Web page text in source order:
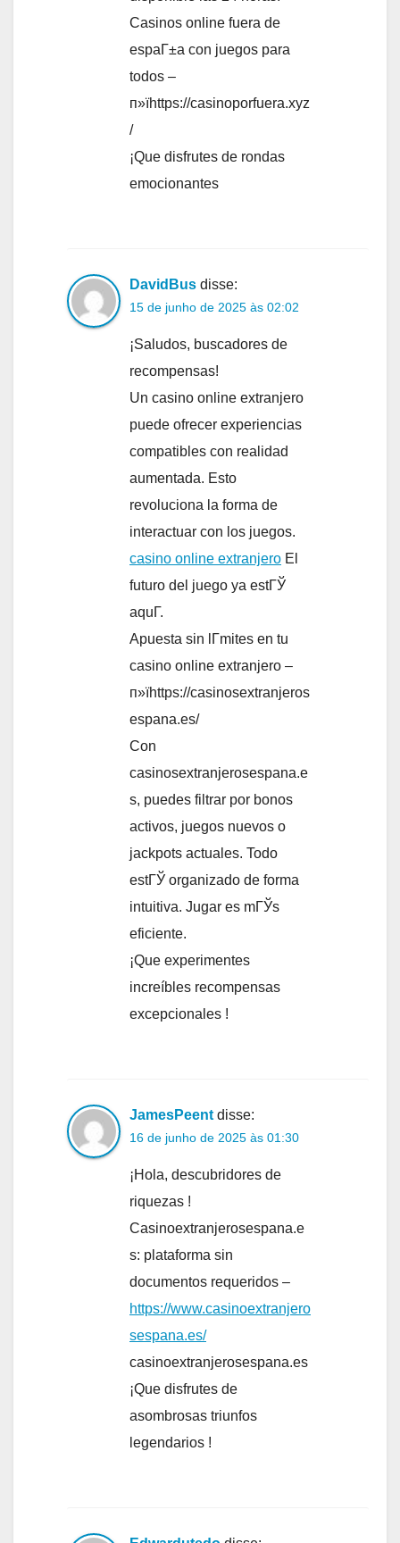
Casinos online fuera de
espaГ±a con juegos para
todos –
п»їhttps://casinoporfuera.xyz
/
¡Que disfrutes de rondas
emocionantes
DavidBus disse:
15 de junho de 2025 às 02:02
¡Saludos, buscadores de
recompensas!
Un casino online extranjero
puede ofrecer experiencias
compatibles con realidad
aumentada. Esto
revoluciona la forma de
interactuar con los juegos.
casino online extranjero El
futuro del juego ya estГЎ
aquГ­.
Apuesta sin lГ­mites en tu
casino online extranjero –
п»їhttps://casinosextranjeros
espana.es/
Con
casinosextranjerosespana.e
s, puedes filtrar por bonos
activos, juegos nuevos o
jackpots actuales. Todo
estГЎ organizado de forma
intuitiva. Jugar es mГЎs
eficiente.
¡Que experimentes
increíbles recompensas
excepcionales !
JamesPeent disse:
16 de junho de 2025 às 01:30
¡Hola, descubridores de
riquezas !
Casinoextranjerosespana.e
s: plataforma sin
documentos requeridos –
https://www.casinoextranjero
sespana.es/
casinoextranjerosespana.es
¡Que disfrutes de
asombrosas triunfos
legendarios !